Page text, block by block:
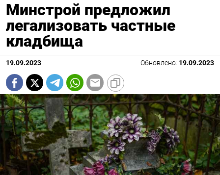
Минстрой предложил
легализовать частные
кладбища
19.09.2023 Обновлено: 19.09.2023